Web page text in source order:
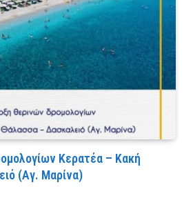
Κερατέα – Κακή
(Αγ. Μαρίνα)